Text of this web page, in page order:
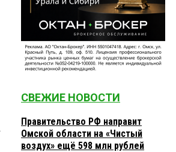
СВЕЖИЕ НОВОСТИ
Правительство РФ направит
Омской области на «Чистый
воздух» ещё 598 млн рублей